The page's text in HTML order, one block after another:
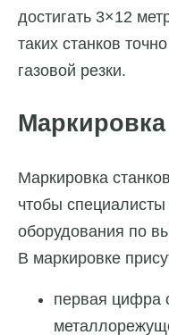
достигать 3×12
таких станков
газовой резки.
Маркировка
Маркировка
чтобы
оборудования по
В маркировке
первая цифра